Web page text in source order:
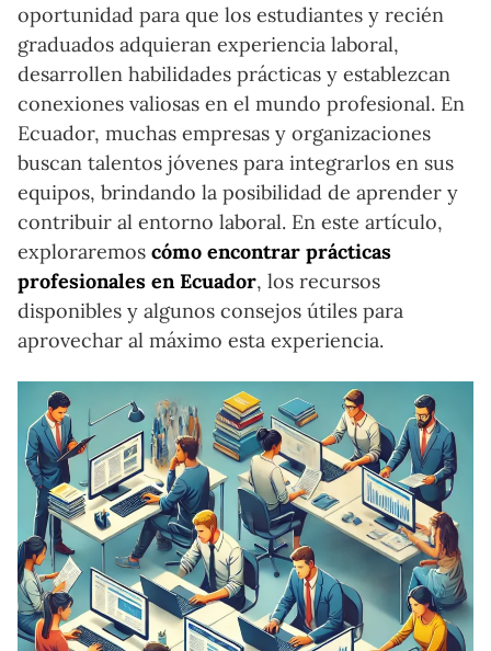
oportunidad para que los estudiantes y recién
graduados adquieran experiencia laboral,
desarrollen habilidades prácticas y establezcan
conexiones valiosas en el mundo profesional. En
Ecuador, muchas empresas y organizaciones
buscan talentos jóvenes para integrarlos en sus
equipos, brindando la posibilidad de aprender y
contribuir al entorno laboral. En este artículo,
exploraremos cómo encontrar prácticas
profesionales en Ecuador, los recursos
disponibles y algunos consejos útiles para
aprovechar al máximo esta experiencia.